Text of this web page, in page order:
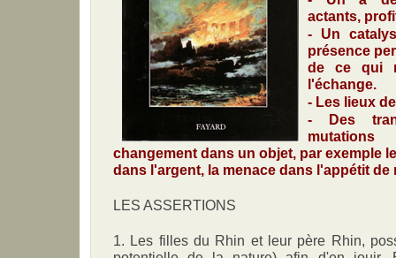
actants,
- Un
présence
de ce qui
l'échange.
- Les lieux
- Des
changement dans un objet, par exemple
dans l'argent, la menace dans l'appétit de
LES ASSERTIONS
1. Les filles du Rhin et leur père Rhin,